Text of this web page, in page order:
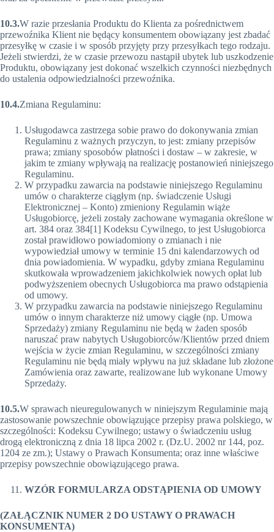
10.3.W razie przesłania Produktu do Klienta za pośrednictwem
przewoźnika Klient nie będący konsumentem obowiązany jest zbadać
przesyłkę w czasie i w sposób przyjęty przy przesyłkach tego rodzaju.
Jeżeli stwierdzi, że w czasie przewozu nastąpił ubytek lub uszkodzenie
Produktu, obowiązany jest dokonać wszelkich czynności niezbędnych
do ustalenia odpowiedzialności przewoźnika.
10.4.Zmiana Regulaminu:
Usługodawca zastrzega sobie prawo do dokonywania zmian
Regulaminu z ważnych przyczyn, to jest: zmiany przepisów
prawa; zmiany sposobów płatności i dostaw – w zakresie, w
jakim te zmiany wpływają na realizację postanowień niniejszego
Regulaminu.
W przypadku zawarcia na podstawie niniejszego Regulaminu
umów o charakterze ciągłym (np. świadczenie Usługi
Elektronicznej – Konto) zmieniony Regulamin wiąże
Usługobiorcę, jeżeli zostały zachowane wymagania określone w
art. 384 oraz 384[1] Kodeksu Cywilnego, to jest Usługobiorca
został prawidłowo powiadomiony o zmianach i nie
wypowiedział umowy w terminie 15 dni kalendarzowych od
dnia powiadomienia. W wypadku, gdyby zmiana Regulaminu
skutkowała wprowadzeniem jakichkolwiek nowych opłat lub
podwyższeniem obecnych Usługobiorca ma prawo odstąpienia
od umowy.
W przypadku zawarcia na podstawie niniejszego Regulaminu
umów o innym charakterze niż umowy ciągłe (np. Umowa
Sprzedaży) zmiany Regulaminu nie będą w żaden sposób
naruszać praw nabytych Usługobiorców/Klientów przed dniem
wejścia w życie zmian Regulaminu, w szczególności zmiany
Regulaminu nie będą miały wpływu na już składane lub złożone
Zamówienia oraz zawarte, realizowane lub wykonane Umowy
Sprzedaży.
10.5.W sprawach nieuregulowanych w niniejszym Regulaminie mają
zastosowanie powszechnie obowiązujące przepisy prawa polskiego, w
szczególności: Kodeksu Cywilnego; ustawy o świadczeniu usług
drogą elektroniczną z dnia 18 lipca 2002 r. (Dz.U. 2002 nr 144, poz.
1204 ze zm.); Ustawy o Prawach Konsumenta; oraz inne właściwe
przepisy powszechnie obowiązującego prawa.
WZÓR FORMULARZA ODSTĄPIENIA OD UMOWY
(ZAŁĄCZNIK NUMER 2 DO USTAWY O PRAWACH
KONSUMENTA)